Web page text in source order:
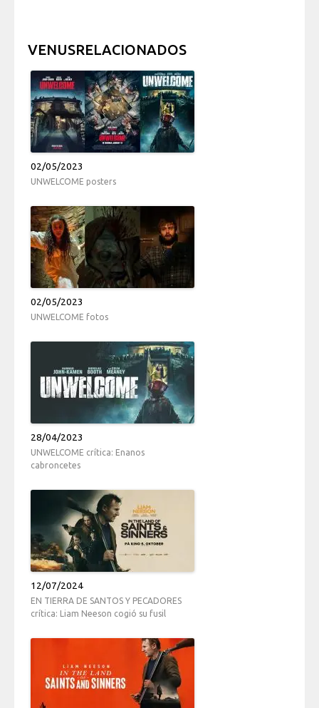
VENUSRELACIONADOS
02/05/2023
UNWELCOME posters
02/05/2023
UNWELCOME fotos
28/04/2023
UNWELCOME crítica: Enanos
cabroncetes
12/07/2024
EN TIERRA DE SANTOS Y PECADORES
crítica: Liam Neeson cogió su fusil